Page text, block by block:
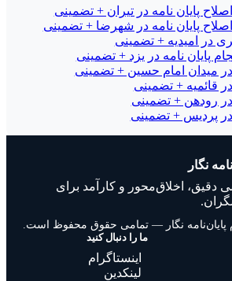
پایان نامه در تیران + تضمینی
پایان نامه در شهرضا + تضمینی
در امیدیه + تضمینی
پایان نامه در یزد + تضمینی
در میدان امام حسین + تضمینی
در قائمیه + تضمینی
در رودهن + تضمینی
در پردیس + تضمینی
نگار
دقیق، اخلاق‌محور و کارآمد برای
ما را دنبال کنید
اینستاگرام
لینکدین